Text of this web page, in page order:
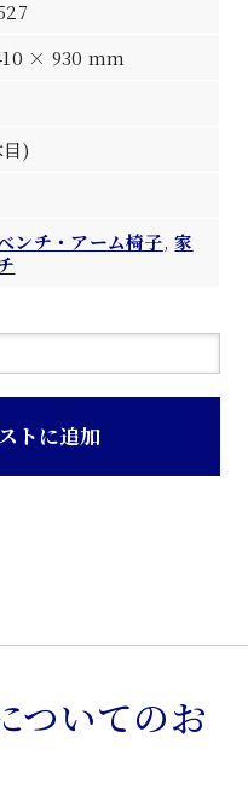
× 930 mm
)
ンチ・アーム椅子,家
トに追加
ついてのお